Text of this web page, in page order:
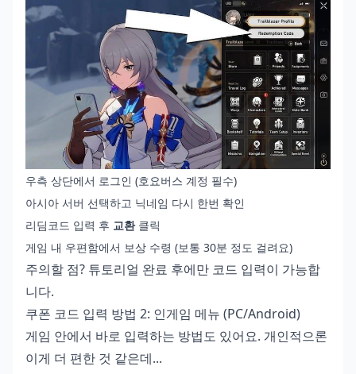
우측 상단에서 로그인 (호요버스 계정 필수)
아시아 서버 선택하고 닉네임 다시 한번 확인
리딤코드 입력 후 교환클릭
게임 내 우편함에서 보상 수령 (보통 30분 정도 걸려요)
주의할 점? 튜토리얼 완료 후에만 코드 입력이 가능합
니다.
쿠폰 코드 입력 방법 2: 인게임 메뉴 (PC/Android)
게임 안에서 바로 입력하는 방법도 있어요. 개인적으론
이게 더 편한 것 같은데...